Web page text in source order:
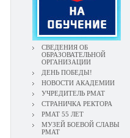
СВЕДЕНИЯ ОБ
ОБРАЗОВАТЕЛЬНОЙ
ОРГАНИЗАЦИИ
ДЕНЬ ПОБЕДЫ!
НОВОСТИ АКАДЕМИИ
УЧРЕДИТЕЛЬ РМАТ
СТРАНИЧКА РЕКТОРА
РМАТ 55 ЛЕТ
МУЗЕЙ БОЕВОЙ СЛАВЫ
РМАТ